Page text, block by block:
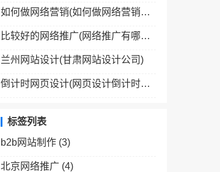
如何做网络营销(如何做网络营销经理)
比较好的网络推广(网络推广有哪些网络平台)
兰州网站设计(甘肃网站设计公司)
倒计时网页设计(网页设计倒计时效果怎么弄)
标签列表
b2b网站制作 (3)
北京网络推广 (4)